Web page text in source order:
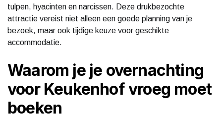
tulpen, hyacinten en narcissen. Deze drukbezochte
attractie vereist niet alleen een goede planning van je
bezoek, maar ook tijdige keuze voor geschikte
accommodatie.
Waarom je je overnachting
voor Keukenhof vroeg moet
boeken